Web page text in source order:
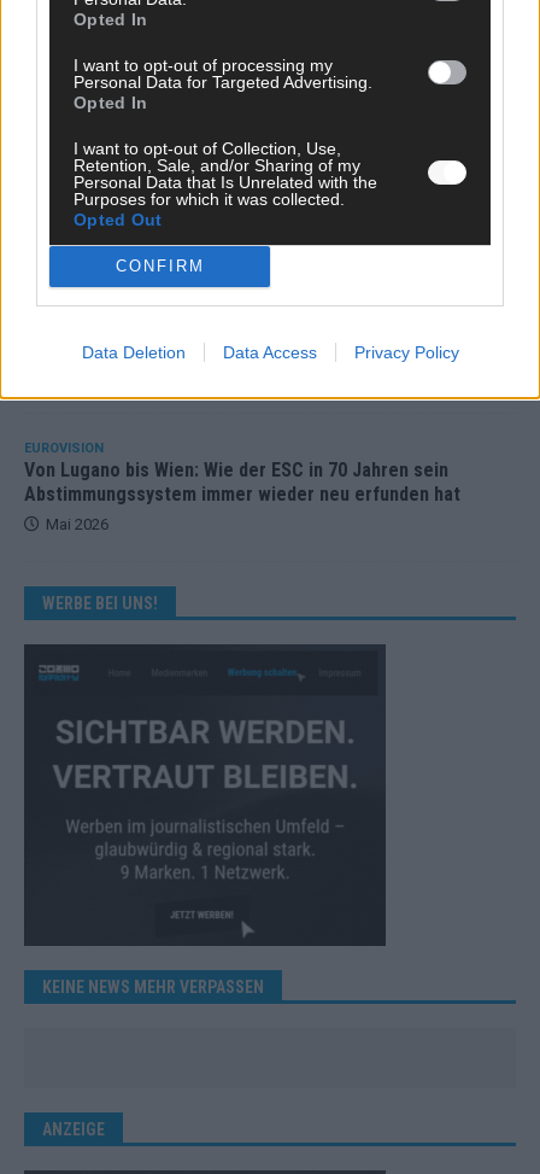
Opted In
I want to opt-out of processing my
Personal Data for Targeted Advertising.
Opted In
I want to opt-out of Collection, Use,
Retention, Sale, and/or Sharing of my
Personal Data that Is Unrelated with the
Purposes for which it was collected.
Opted Out
CONFIRM
Data Deletion Data Access Privacy Policy
ESC 2026 Finale: JJ mit Mozart-Eröffnung, Eurovision-
Mai 2026
EUROVISION
ESC 2026 Grand Final: Startreihenfolge steht – alle 25 Acts
und wer wann auf die Bühne kommt
Mai 2026
ihre Siegchancen
EUROVISION
Von Lugano bis Wien: Wie der ESC in 70 Jahren sein
Abstimmungssystem immer wieder neu erfunden hat
Mai 2026
WERBE BEI UNS!
KEINE NEWS MEHR VERPASSEN
ANZEIGE